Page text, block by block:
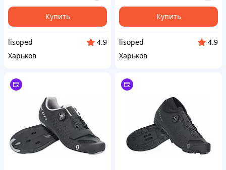
Купить
lisoped
4.9
Харьков
Купить
lisoped
4.9
Харьков